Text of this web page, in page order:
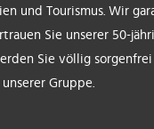
und Tourismus. Wir
Sie unserer 50-
Sie völlig
Gruppe.